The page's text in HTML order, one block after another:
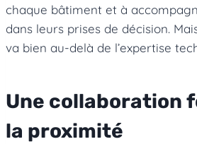
chaque bâtiment et à
dans leurs prises de décision.
va bien au-delà de l’expertise
Une collaboration
la proximité